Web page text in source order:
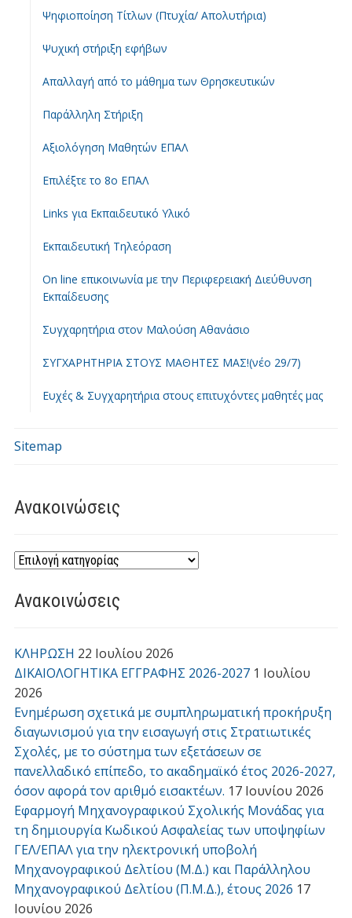
Ψηφιοποίηση Τίτλων (Πτυχία/ Απολυτήρια)
Ψυχική στήριξη εφήβων
Απαλλαγή από το μάθημα των Θρησκευτικών
Παράλληλη Στήριξη
Αξιολόγηση Μαθητών ΕΠΑΛ
Επιλέξτε το 8ο ΕΠΑΛ
Links για Εκπαιδευτικό Υλικό
Εκπαιδευτική Τηλεόραση
On line επικοινωνία με την Περιφερειακή Διεύθυνση
Εκπαίδευσης
Συγχαρητήρια στον Μαλούση Αθανάσιο
ΣΥΓΧΑΡΗΤΗΡΙΑ ΣΤΟΥΣ ΜΑΘΗΤΕΣ ΜΑΣ!(νέο 29/7)
Ευχές & Συγχαρητήρια στους επιτυχόντες μαθητές μας
Sitemap
Ανακοινώσεις
Ανακοινώσεις
ΚΛΗΡΩΣΗ 22 Ιουλίου 2026
ΔΙΚΑΙΟΛΟΓΗΤΙΚΑ ΕΓΓΡΑΦΗΣ 2026-2027 1 Ιουλίου
2026
Ενημέρωση σχετικά με συμπληρωματική προκήρυξη
διαγωνισμού για την εισαγωγή στις Στρατιωτικές
Σχολές, με το σύστημα των εξετάσεων σε
πανελλαδικό επίπεδο, το ακαδημαϊκό έτος 2026-2027,
όσον αφορά τον αριθμό εισακτέων. 17 Ιουνίου 2026
Εφαρμογή Μηχανογραφικού Σχολικής Μονάδας για
τη δημιουργία Κωδικού Ασφαλείας των υποψηφίων
ΓΕΛ/ΕΠΑΛ για την ηλεκτρονική υποβολή
Μηχανογραφικού Δελτίου (Μ.Δ.) και Παράλληλου
Μηχανογραφικού Δελτίου (Π.Μ.Δ.), έτους 2026 17
Ιουνίου 2026